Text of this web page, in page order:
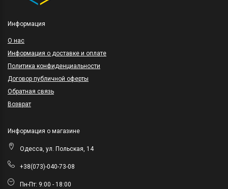
Информация
O нас
Информация о доставке и оплате
Политика конфиденциальности
Договор публичной оферты
Обратная связь
Возврат
Информация о магазине
Одесса, ул. Польская, 14
+38(073)-040-73-08
Пн-Пт: 9:00 - 18:00